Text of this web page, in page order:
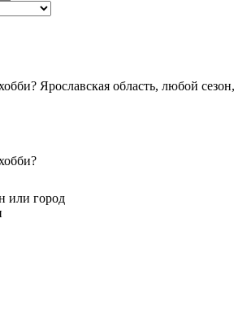
Ярославская область, любой сезон,
или город